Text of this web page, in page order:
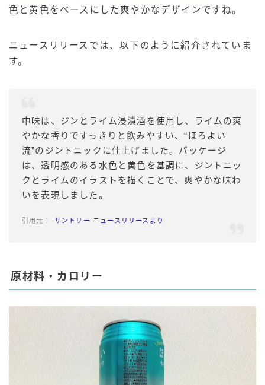
色と黄色をベースにした爽やかなデザインですね。
ニュースリリースでは、以下のように紹介されていま
す。
中味は、ジンとライム浸漬酒を使用し、ライムの爽
やかな香りですっきりと飲みやすい、“ほろよい
流”のジントニックに仕上げました。パッケージ
は、透明感のある水色と黄色を基調に、ジントニッ
クとライムのイラストを描くことで、爽やかな味わ
いを表現しました。
サントリー ニュースリリースより
原材料・カロリー